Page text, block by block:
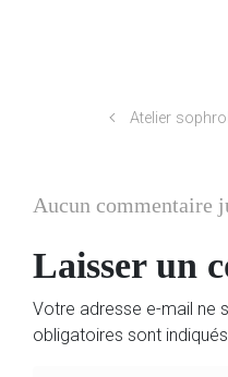
Atelier
Aucun commentaire
Laisser un
Votre adresse e-mail ne
obligatoires sont